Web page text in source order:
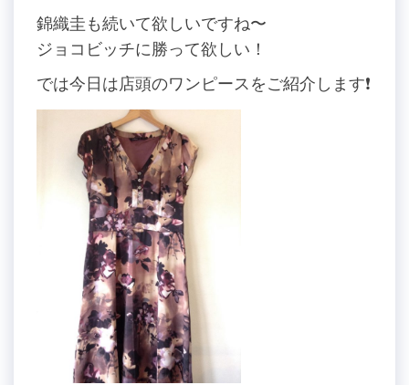
錦織圭も続いて欲しいですね〜
ジョコビッチに勝って欲しい！
では今日は店頭のワンピースをご紹介します❗️